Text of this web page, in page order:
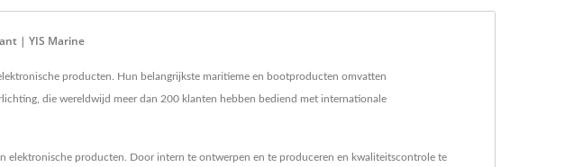
| YIS Marine
producten. Hun belangrijkste maritieme en bootproducten omvatten
die wereldwijd meer dan 200 klanten hebben bediend met internationale
elektronische producten. Door intern te ontwerpen en te produceren en kwaliteitscontrole te